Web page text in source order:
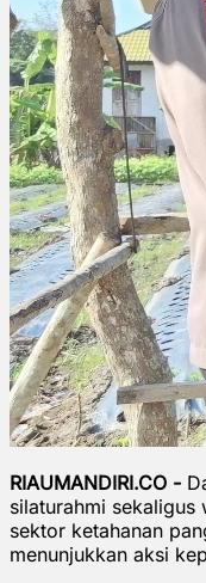
RIAUMANDIRI.CO -
silaturahmi sekaligus
sektor ketahanan
menunjukkan aksi